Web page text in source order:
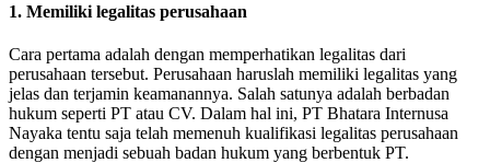
1. Memiliki legalitas perusahaan
Cara pertama adalah dengan memperhatikan legalitas dari
perusahaan tersebut. Perusahaan haruslah memiliki legalitas yang
jelas dan terjamin keamanannya. Salah satunya adalah berbadan
hukum seperti PT atau CV. Dalam hal ini, PT Bhatara Internusa
Nayaka tentu saja telah memenuh kualifikasi legalitas perusahaan
dengan menjadi sebuah badan hukum yang berbentuk PT.